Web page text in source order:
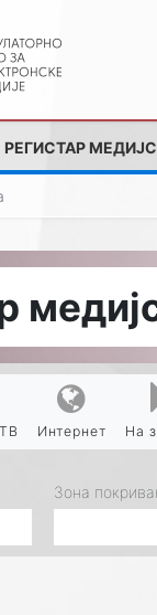
РЕГИСТАР
Интернет На
Зона